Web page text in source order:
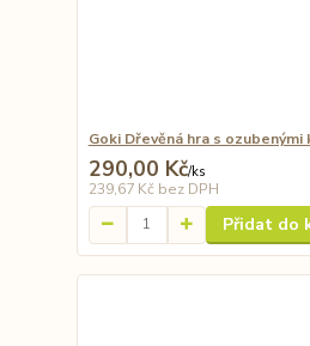
Goki Dřevěná hra s ozubenými
290,00 Kč/ks
239,67 Kč bez DPH
Přidat do